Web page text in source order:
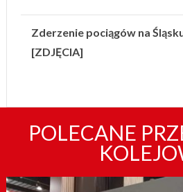
Zderzenie pociągów na
[ZDJĘCIA]
POLECANE